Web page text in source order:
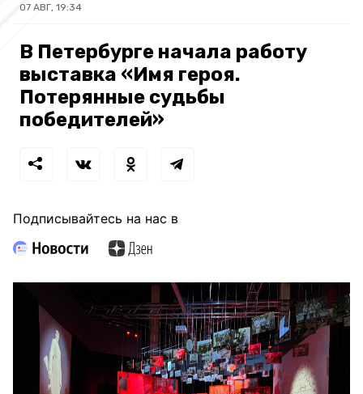
07 АВГ, 19:34
В Петербурге начала работу
выставка «Имя героя.
Потерянные судьбы
победителей»
Подписывайтесь на нас в